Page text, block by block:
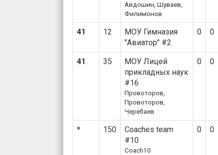
Авдошин, Шуваев,
Филимонов
41 12
МОУ Гимназия
"Авиатор" #2
0 0
41 35
МОУ Лицей
прикладных наук
#16
Провоторов,
Провоторов,
Черебаев
0 0
* 150
Coaches team
#10
Coach10
0 0